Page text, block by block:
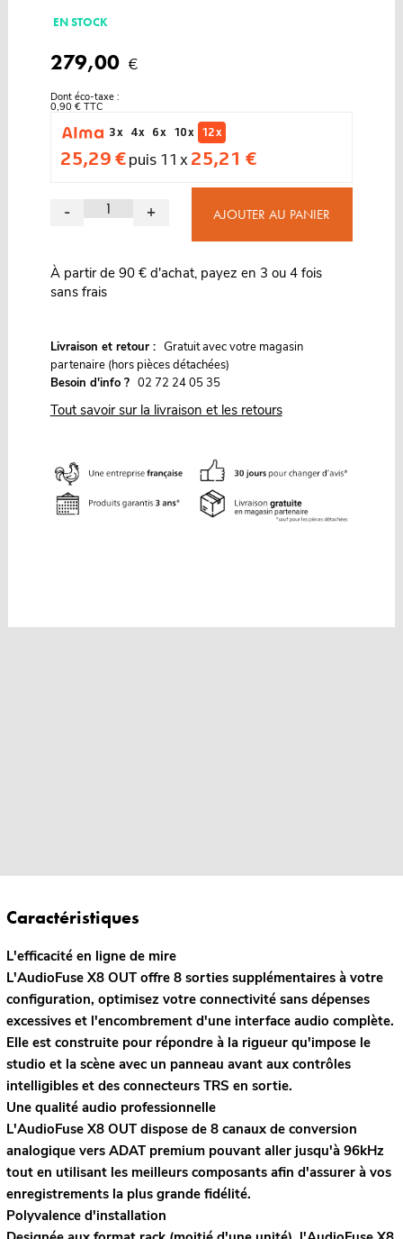
EN STOCK
279,00 €
Dont éco-taxe :
0,90 € TTC
3 x
4 x 6 x 10 x 12 x
25,29 €puis 11 x 25,21 €
- + AJOUTER AU PANIER
À partir de 90 € d'achat, payez en 3 ou 4 fois
sans frais
Livraison et retour : Gratuit avec votre magasin
partenaire (hors pièces détachées)
Besoin d'info ? 02 72 24 05 35
Tout savoir sur la livraison et les retours
Caractéristiques
L'efficacité en ligne de mire
L'AudioFuse X8 OUT offre 8 sorties supplémentaires à votre
configuration, optimisez votre connectivité sans dépenses
excessives et l'encombrement d'une interface audio complète.
Elle est construite pour répondre à la rigueur qu'impose le
studio et la scène avec un panneau avant aux contrôles
intelligibles et des connecteurs TRS en sortie.
Une qualité audio professionnelle
L'AudioFuse X8 OUT dispose de 8 canaux de conversion
analogique vers ADAT premium pouvant aller jusqu'à 96kHz
tout en utilisant les meilleurs composants afin d'assurer à vos
enregistrements la plus grande fidélité.
Polyvalence d'installation